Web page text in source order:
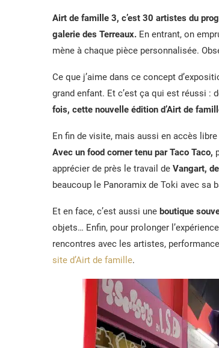
Airt de famille 3, c’est 30 artistes du
galerie des Terreaux. En entrant, on
mène à chaque pièce personnalisée.
Ce que j’aime dans ce concept
grand enfant. Et c’est ça qui est réussi :
fois, cette nouvelle édition d’Airt de
En fin de visite, mais aussi en accès
Avec un food corner tenu par Taco Taco,
apprécier de près le travail de Vangart,
beaucoup le Panoramix de Toki avec sa
Et en face, c’est aussi une boutique
objets… Enfin, pour prolonger
rencontres avec les artistes,
site d’Airt de famille.